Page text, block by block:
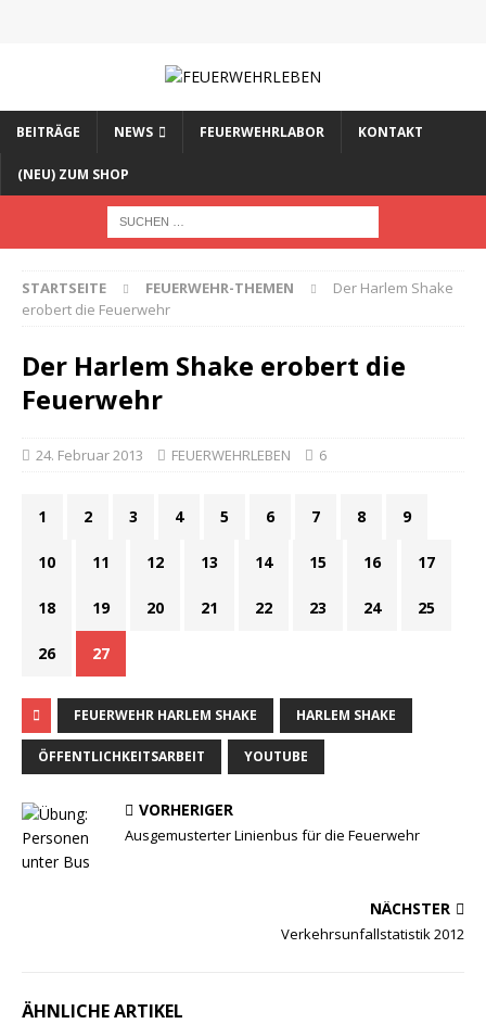
BEITRÄGE NEWS FEUERWEHRLABOR KONTAKT
(NEU) ZUM SHOP
STARTSEITE FEUERWEHR-THEMEN
Der Harlem Shake
erobert die Feuerwehr
Der Harlem Shake erobert die
Feuerwehr
24. Februar 2013 FEUERWEHRLEBEN 6
1 2 3 4 5 6 7 8 9
10 11 12 13 14 15 16 17
18 19 20 21 22 23 24 25
26 27
FEUERWEHR HARLEM SHAKE HARLEM SHAKE
ÖFFENTLICHKEITSARBEIT YOUTUBE
VORHERIGER
Ausgemusterter Linienbus für die Feuerwehr
NÄCHSTER
Verkehrsunfallstatistik 2012
ÄHNLICHE ARTIKEL